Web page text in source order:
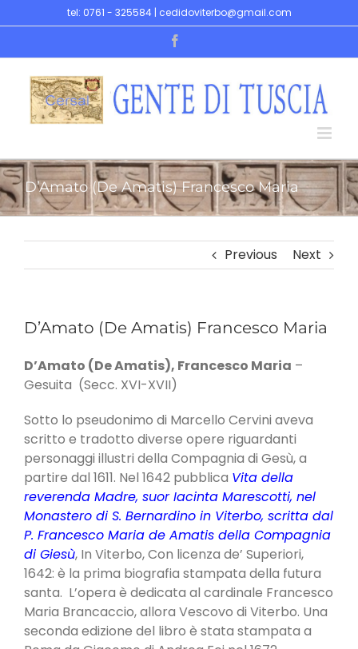
to
tel: 0761 - 325584 | cedidoviterbo@gmail.com
D’Amato (De Amatis) Francesco Maria
Previous Next
D’Amato (De Amatis) Francesco Maria
D’Amato (De Amatis), Francesco Maria –
Gesuita (Secc. XVI-XVII)
Sotto lo pseudonimo di Marcello Cervini aveva
scritto e tradotto diverse opere riguardanti
personaggi illustri della Compagnia di Gesù, a
partire dal 1611. Nel 1642 pubblica Vita della
reverenda Madre, suor Iacinta Marescotti, nel
Monastero di S. Bernardino in Viterbo, scritta dal
P. Francesco Maria de Amatis della Compagnia
di Giesù, In Viterbo, Con licenza de’ Superiori,
1642: è la prima biografia stampata della futura
santa. L’opera è dedicata al cardinale Francesco
Maria Brancaccio, allora Vescovo di Viterbo. Una
seconda edizione del libro è stata stampata a